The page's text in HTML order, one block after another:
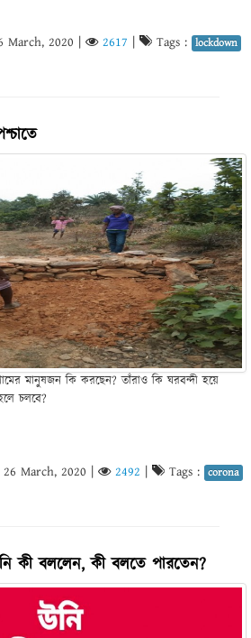
March, 2020 2617 Tags : lockdown
মানুষজন কি করছেন? তাঁরাও কি ঘরবন্দী হয়ে
চলবে?
26 March, 2020 2492 Tags : corona
উনি কী বললেন, কী বলতে পারতেন?